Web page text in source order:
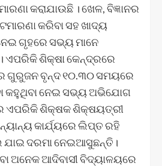
କରାଯାଉଛି । ଖେଳ, ବିଜ୍ଞାନର
କରିବା ସହ ଖାଦ୍ୟ
ଗୃହରେ ସଭ୍ୟ ମାନେ
ଶିକ୍ଷା କେନ୍ଦ୍ରରେ
ଗୁରୁଜନ ବୃନ୍ଦ ୧୦.୩୦ ସମୟରେ
କହୁଥିବା ନେଇ ସଭ୍ୟ ଅଭିଯୋଗ
ଏପରିକି ଶିକ୍ଷକ ଶିକ୍ଷୟତ୍ରୀ
କାର୍ଯ୍ୟରେ ଲିପ୍ତ ରହି
ଦରମା ନେଇଆସୁଛନ୍ତି।
ଅନେକ ଆଦିବାସୀ ବିଦ୍ୟାଳୟରେ